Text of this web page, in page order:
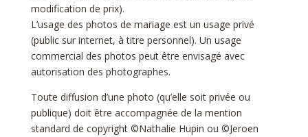
modification de prix).
L’usage des photos de mariage est un usage privé
(public sur internet, à titre personnel). Un usage
commercial des photos peut être envisagé avec
autorisation des photographes.
Toute diffusion d’une photo (qu’elle soit privée ou
publique) doit être accompagnée de la mention
standard de copyright ©Nathalie Hupin ou ©Jeroen